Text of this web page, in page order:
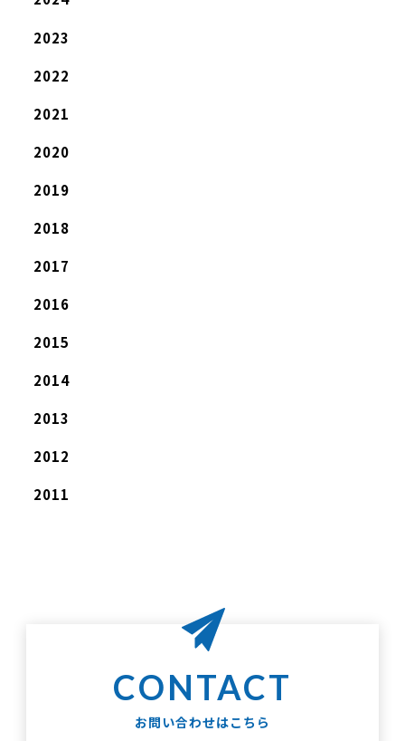
2023
2022
2021
2020
2019
2018
2017
2016
2015
2014
2013
2012
2011
お問い合わせはこちら